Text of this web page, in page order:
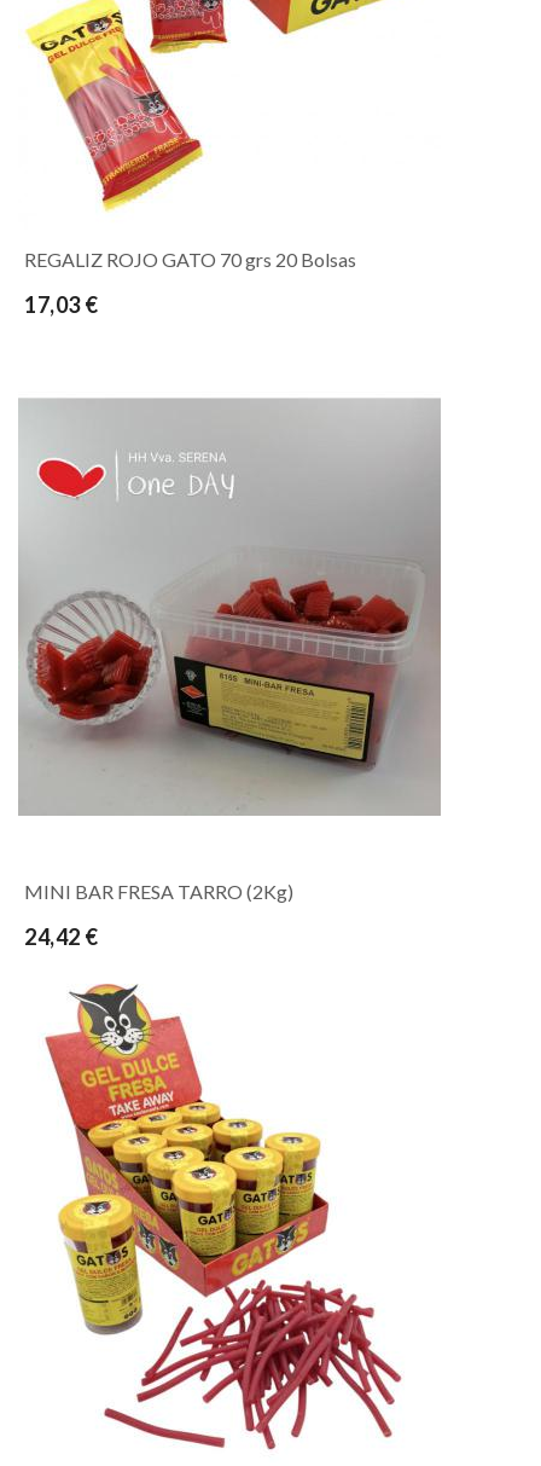
REGALIZ ROJO GATO 70 grs 20 Bolsas
17,03 €
MINI BAR FRESA TARRO (2Kg)
24,42 €